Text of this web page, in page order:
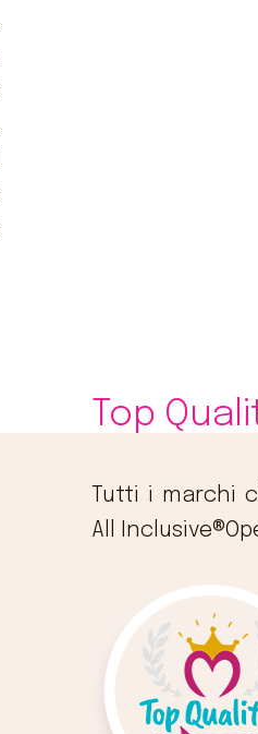
Top
Tutti i marchi
All